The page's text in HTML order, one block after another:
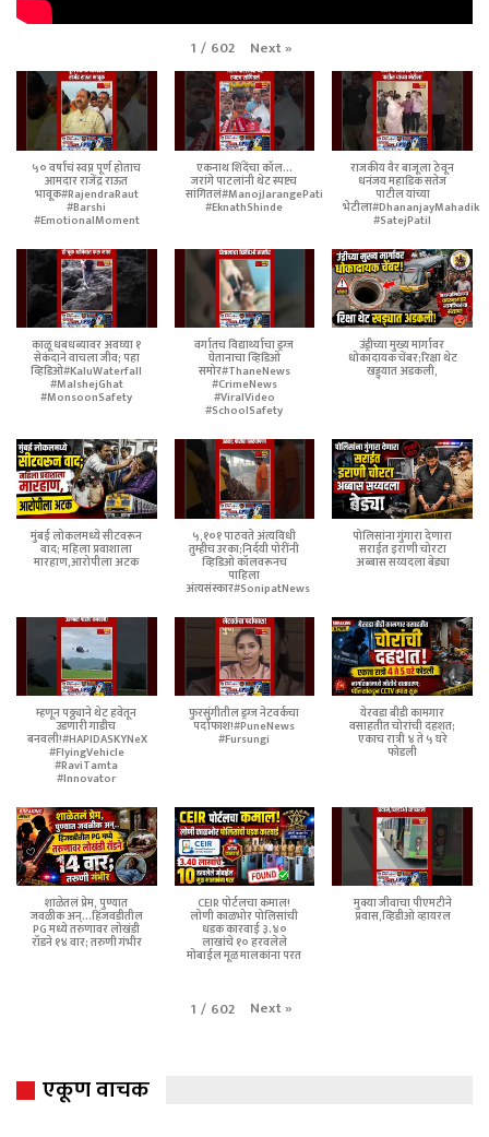
1 / 602 Next»
५० वर्षांचं स्वप्न पूर्ण होताच
आमदार राजेंद्र राऊत
भावूक#RajendraRaut
#Barshi
#EmotionalMoment
एकनाथ शिंदेंचा कॉल...
जरांगे पाटलांनी थेट स्पष्टच
सांगितलं#ManojJarangePatil
#EknathShinde
राजकीय वैर बाजूला ठेवून
धनंजय महाडिक सतेज
पाटील यांच्या
भेटीला#DhananjayMahadik
#SatejPatil
काळू धबधब्यावर अवघ्या १
सेकंदाने वाचला जीव; पहा
व्हिडिओ#KaluWaterfall
#MalshejGhat
#MonsoonSafety
वर्गातच विद्यार्थ्याचा ड्रग्ज
घेतानाचा व्हिडिओ
समोर#ThaneNews
#CrimeNews
#ViralVideo
#SchoolSafety
उंड्रीच्या मुख्य मार्गावर
धोकादायक चेंबर;रिक्षा थेट
खड्ड्यात अडकली,
मुंबई लोकलमध्ये सीटवरून
वाद; महिला प्रवाशाला
मारहाण,आरोपीला अटक
५,१०१ पाठवते अंत्यविधी
तुम्हीच उरका;निर्दयी पोरींनी
व्हिडिओ कॉलवरूनच
पाहिला
अंत्यसंस्कार#SonipatNews
पोलिसांना गुंगारा देणारा
सराईत इराणी चोरटा
अब्बास सय्यदला बेड्या
म्हणून पठ्ठ्याने थेट हवेतून
उडणारी गाडीच
बनवली!#HAPIDASKYNeX
#FlyingVehicle
#RaviTamta
#Innovator
फुरसुंगीतील ड्रग्ज नेटवर्कचा
पर्दाफाश!#PuneNews
#Fursungi
येरवडा बीडी कामगार
वसाहतीत चोरांची दहशत;
एकाच रात्री ४ ते ५ घरे
फोडली
शाळेतलं प्रेम, पुण्यात
जवळीक अन्...हिंजवडीतील
PG मध्ये तरुणावर लोखंडी
रॉडने १४ वार; तरुणी गंभीर
CEIR पोर्टलचा कमाल!
लोणी काळभोर पोलिसांची
धडक कारवाई ३.४०
लाखांचे १० हरवलेले
मोबाईल मूळ मालकांना परत
मुक्या जीवाचा पीएमटीने
प्रवास,व्हिडीओ व्हायरल
1 / 602 Next»
एकूण वाचक